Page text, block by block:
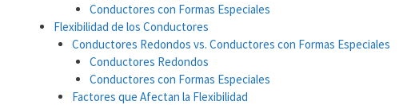
Conductores con Formas Especiales
Flexibilidad de los Conductores
Conductores Redondos vs. Conductores con Formas Especiales
Conductores Redondos
Conductores con Formas Especiales
Factores que Afectan la Flexibilidad